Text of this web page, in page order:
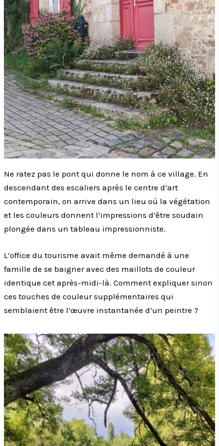
Ne ratez pas le pont qui donne le nom à ce village. En
descendant des escaliers après le centre d’art
contemporain, on arrive dans un lieu où la végétation
et les couleurs donnent l’impressions d’être soudain
plongée dans un tableau impressionniste.
L’office du tourisme avait même demandé à une
famille de se baigner avec des maillots de couleur
identique cet après-midi-là. Comment expliquer sinon
ces touches de couleur supplémentaires qui
semblaient être l’œuvre instantanée d’un peintre ?